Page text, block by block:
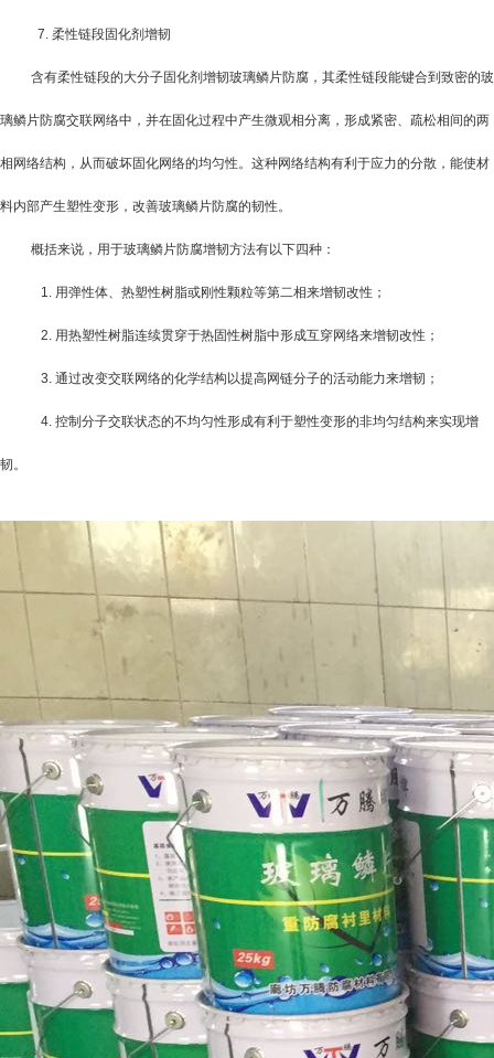
7. 柔性链段固化剂增韧
含有柔性链段的大分子固化剂增韧玻璃鳞片防腐，其柔性链段能键合到致密的玻
璃鳞片防腐交联网络中，并在固化过程中产生微观相分离，形成紧密、疏松相间的两
相网络结构，从而破坏固化网络的均匀性。这种网络结构有利于应力的分散，能使材
料内部产生塑性变形，改善玻璃鳞片防腐的韧性。
概括来说，用于玻璃鳞片防腐增韧方法有以下四种：
1. 用弹性体、热塑性树脂或刚性颗粒等第二相来增韧改性；
2. 用热塑性树脂连续贯穿于热固性树脂中形成互穿网络来增韧改性；
3. 通过改变交联网络的化学结构以提高网链分子的活动能力来增韧；
4. 控制分子交联状态的不均匀性形成有利于塑性变形的非均匀结构来实现增
韧。